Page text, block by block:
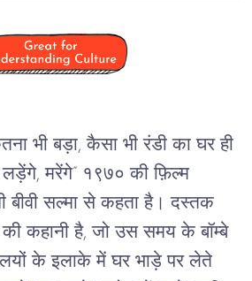
भी बड़ा, कैसा भी रंडी का घर ही
लड़ेंगे, मरेंगे” १९७० की फ़िल्म
बीवी सल्मा से कहता है। दस्तक
की कहानी है, जो उस समय के बॉम्बे
के इलाके में घर भाड़े पर लेते